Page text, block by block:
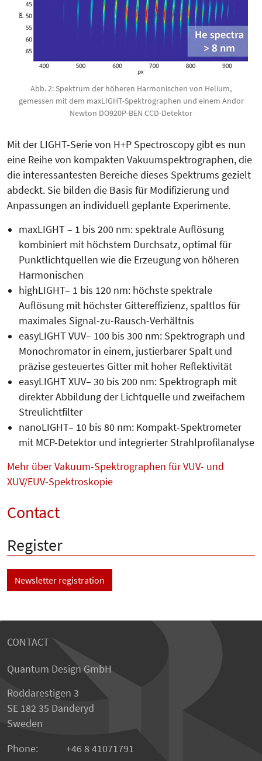
Abb. 2: Spektrum der höheren Harmonischen von Helium,
gemessen mit dem maxLIGHT-Spektrographen und einem Andor
Newton DO920P-BEN CCD-Detektor
Mit der LIGHT-Serie von H+P Spectroscopy gibt es nun
eine Reihe von kompakten Vakuumspektrographen, die
die interessantesten Bereiche dieses Spektrums gezielt
abdeckt. Sie bilden die Basis für Modifizie­rung und
Anpassungen an individuell geplante Experimente.
maxLIGHT – 1 bis 200 nm: spektrale Auflösung
kombiniert mit höchstem Durchsatz, optimal für
Punktlichtquellen wie die Erzeugung von höheren
Harmonischen
highLIGHT– 1 bis 120 nm: höchste spektrale
Auflösung mit höchster Gittereffizienz, spaltlos für
maximales Signal-zu-Rausch-Verhältnis
easyLIGHT VUV– 100 bis 300 nm: Spektrograph und
Monochromator in einem, justierbarer Spalt und
präzise gesteuertes Gitter mit hoher Reflektivität
easyLIGHT XUV– 30 bis 200 nm: Spektrograph mit
direkter Abbildung der Lichtquelle und zweifachem
Streulichtfilter
nanoLIGHT– 10 bis 80 nm: Kompakt-Spektrometer
mit MCP-Detektor und integrierter Strahlprofilanalyse
Mehr über Vakuum-Spektrographen für VUV- und
XUV/EUV-Spektroskopie
Contact
Register
Newsletter registration
CONTACT
Quantum Design GmbH
Roddarestigen 3
SE 182 35 Danderyd
Sweden
Phone:
+46 8 41071791